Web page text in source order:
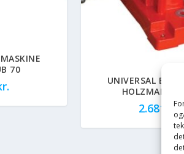
70
UNIVERSAL
HOLZMANN
2.681,25